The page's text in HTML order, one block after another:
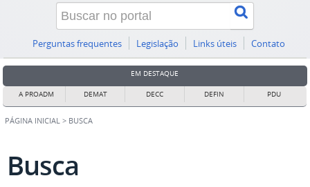
Perguntas frequentes Legislação Links úteis Contato
EM DESTAQUE
A PROADM DEMAT DECC DEFIN PDU
PÁGINA INICIAL > BUSCA
Busca